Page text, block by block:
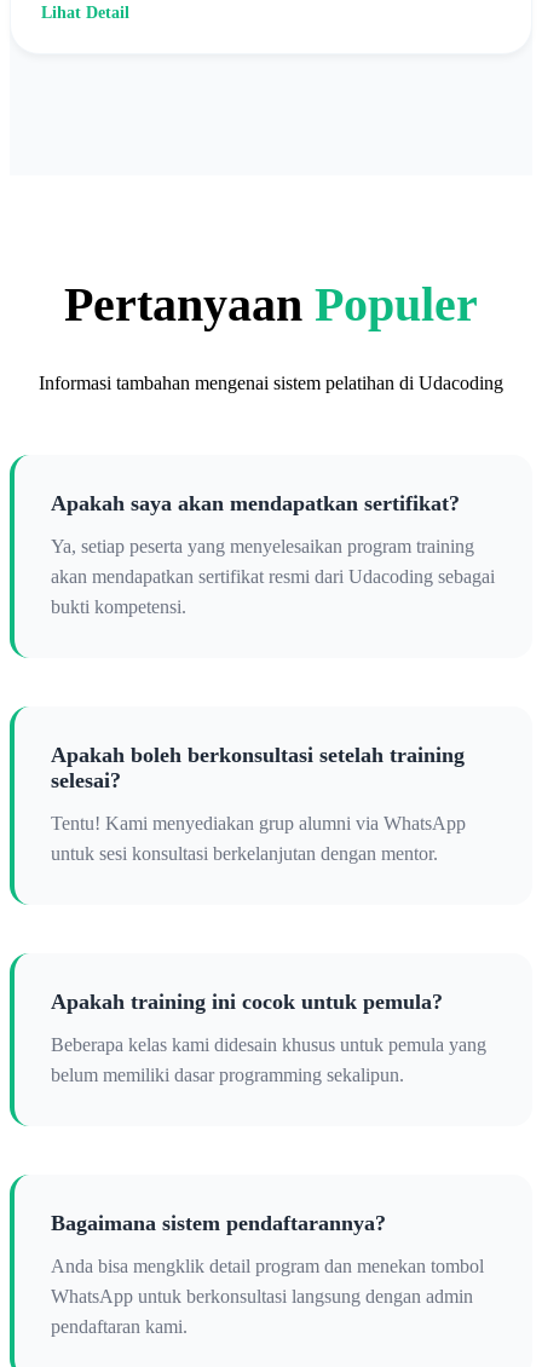
Lihat Detail
Pertanyaan Populer
Informasi tambahan mengenai sistem pelatihan di Udacoding
Apakah saya akan mendapatkan sertifikat?
Ya, setiap peserta yang menyelesaikan program training
akan mendapatkan sertifikat resmi dari Udacoding sebagai
bukti kompetensi.
Apakah boleh berkonsultasi setelah training
selesai?
Tentu! Kami menyediakan grup alumni via WhatsApp
untuk sesi konsultasi berkelanjutan dengan mentor.
Apakah training ini cocok untuk pemula?
Beberapa kelas kami didesain khusus untuk pemula yang
belum memiliki dasar programming sekalipun.
Bagaimana sistem pendaftarannya?
Anda bisa mengklik detail program dan menekan tombol
WhatsApp untuk berkonsultasi langsung dengan admin
pendaftaran kami.